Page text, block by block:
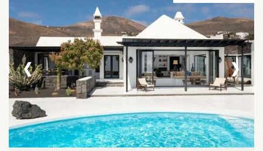
PUNTEGGIO MEDIO
8/10
9/10
RICERCA
‹ ›